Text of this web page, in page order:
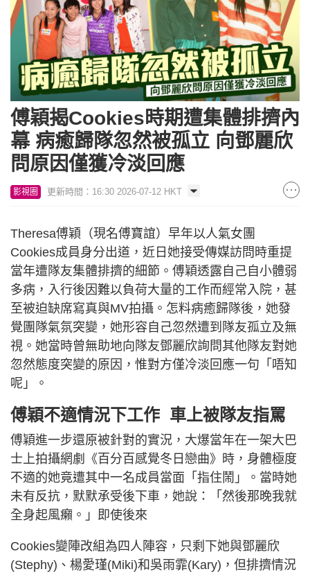
傅穎揭Cookies時期遭集體排擠內
幕 病癒歸隊忽然被孤立 向鄧麗欣
問原因僅獲冷淡回應
影視圈 更新時間：16:30 2026-07-12 HKT
Theresa傅穎（現名傅寶誼）早年以人氣女團
Cookies成員身分出道，近日她接受傳媒訪問時重提
當年遭隊友集體排擠的細節。傅穎透露自己自小體弱
多病，入行後因難以負荷大量的工作而經常入院，甚
至被迫缺席寫真與MV拍攝。怎料病癒歸隊後，她發
覺團隊氣氛突變，她形容自己忽然遭到隊友孤立及無
視。她當時曾無助地向隊友鄧麗欣詢問其他隊友對她
忽然態度突變的原因，惟對方僅冷淡回應一句「唔知
呢」。
傅穎不適情況下工作 車上被隊友指罵
傅穎進一步還原被針對的實況，大爆當年在一架大巴
士上拍攝網劇《百分百感覺冬日戀曲》時，身體極度
不適的她竟遭其中一名成員當面「指住鬧」。當時她
未有反抗，默默承受後下車，她說：「然後那晚我就
全身起風癩。」即使後來
Cookies變陣改組為四人陣容，只剩下她與鄧麗欣
(Stephy)、楊愛瑾(Miki)和吳雨霏(Kary)，但排擠情況